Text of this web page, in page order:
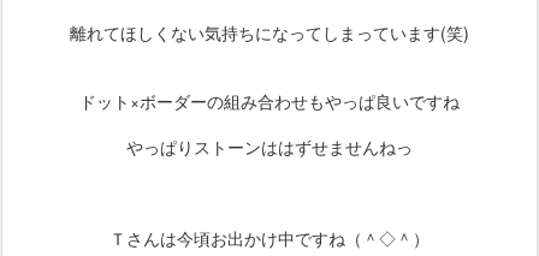
離れてほしくない気持ちになってしまっています(笑)
ドット×ボーダーの組み合わせもやっぱ良いですね
やっぱりストーンははずせませんねっ
Ｔさんは今頃お出かけ中ですね（＾◇＾）